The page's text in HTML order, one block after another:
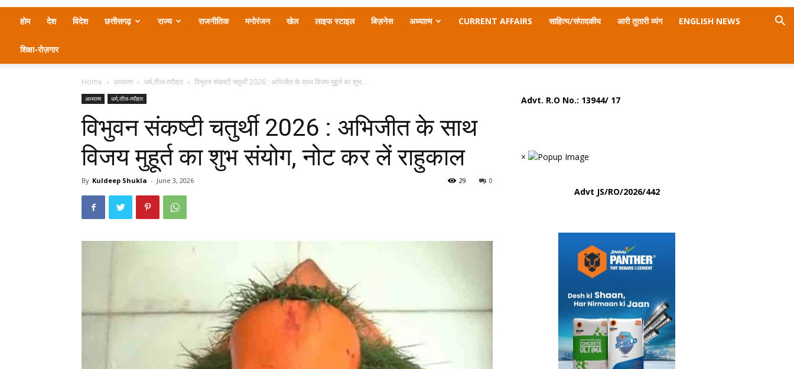
होम देश विदेश छत्तीसगढ़ राज्य राजनीतिक मनोरंजन खेल लाइफ स्टाइल बिज़नेस अध्यात्म CURRENT AFFAIRS साहित्य/संपादकीय आरी तुतारी व्यंग ENGLISH NEWS
शिक्षा-रोज़गार
Home अध्यात्म धर्म,तीज-त्यौहार विभुवन संकष्टी चतुर्थी 2026 : अभिजीत के साथ विजय मुहूर्त का शुभ...
अध्यात्म धर्म,तीज-त्यौहार
विभुवन संकष्टी चतुर्थी 2026 : अभिजीत के साथ
विजय मुहूर्त का शुभ संयोग, नोट कर लें राहुकाल
By Kuldeep Shukla - June 3, 2026 0
29
Advt. R.O No.: 13944/ 17
×
Advt JS/RO/2026/442